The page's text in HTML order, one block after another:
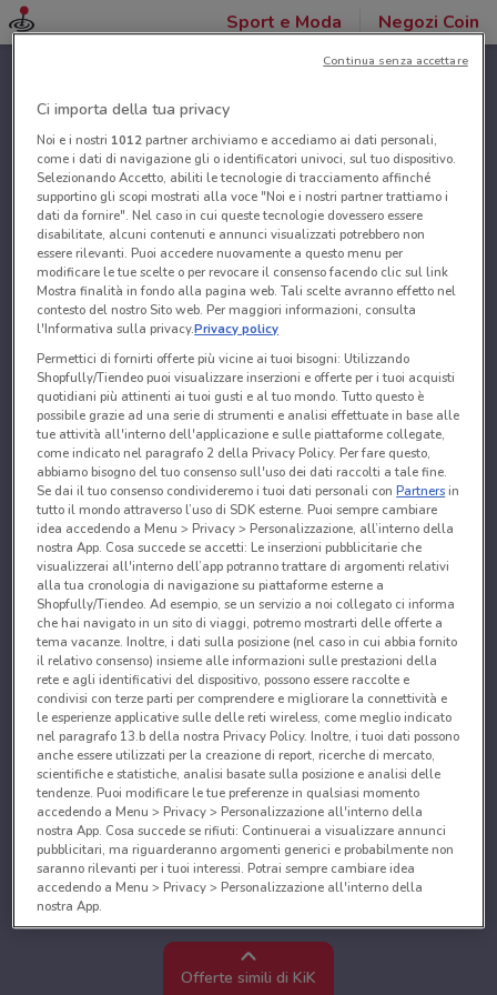
Sport e Moda Negozi Coin
Offerte simili di KiK
Ci importa della tua privacy
Noi e i nostri 1012partner archiviamo e accediamo ai dati personali,
come i dati di navigazione gli o identificatori univoci, sul tuo dispositivo.
Selezionando Accetto, abiliti le tecnologie di tracciamento affinché
supportino gli scopi mostrati alla voce "Noi e i nostri partner trattiamo i
dati da fornire". Nel caso in cui queste tecnologie dovessero essere
disabilitate, alcuni contenuti e annunci visualizzati potrebbero non
essere rilevanti. Puoi accedere nuovamente a questo menu per
modificare le tue scelte o per revocare il consenso facendo clic sul link
Mostra finalità in fondo alla pagina web. Tali scelte avranno effetto nel
contesto del nostro Sito web. Per maggiori informazioni, consulta
l'Informativa sulla privacy.Privacy policy
Permettici di fornirti offerte più vicine ai tuoi bisogni: Utilizzando
Shopfully/Tiendeo puoi visualizzare inserzioni e offerte per i tuoi acquisti
quotidiani più attinenti ai tuoi gusti e al tuo mondo. Tutto questo è
possibile grazie ad una serie di strumenti e analisi effettuate in base alle
tue attività all'interno dell'applicazione e sulle piattaforme collegate,
come indicato nel paragrafo 2 della Privacy Policy. Per fare questo,
abbiamo bisogno del tuo consenso sull'uso dei dati raccolti a tale fine.
Se dai il tuo consenso condivideremo i tuoi dati personali conPartnersin
tutto il mondo attraverso l’uso di SDK esterne. Puoi sempre cambiare
idea accedendo a Menu > Privacy > Personalizzazione, all’interno della
nostra App. Cosa succede se accetti: Le inserzioni pubblicitarie che
visualizzerai all'interno dell’app potranno trattare di argomenti relativi
alla tua cronologia di navigazione su piattaforme esterne a
Shopfully/Tiendeo. Ad esempio, se un servizio a noi collegato ci informa
che hai navigato in un sito di viaggi, potremo mostrarti delle offerte a
tema vacanze. Inoltre, i dati sulla posizione (nel caso in cui abbia fornito
il relativo consenso) insieme alle informazioni sulle prestazioni della
rete e agli identificativi del dispositivo, possono essere raccolte e
condivisi con terze parti per comprendere e migliorare la connettività e
le esperienze applicative sulle delle reti wireless, come meglio indicato
nel paragrafo 13.b della nostra Privacy Policy. Inoltre, i tuoi dati possono
anche essere utilizzati per la creazione di report, ricerche di mercato,
scientifiche e statistiche, analisi basate sulla posizione e analisi delle
tendenze. Puoi modificare le tue preferenze in qualsiasi momento
accedendo a Menu > Privacy > Personalizzazione all'interno della
nostra App. Cosa succede se rifiuti: Continuerai a visualizzare annunci
pubblicitari, ma riguarderanno argomenti generici e probabilmente non
saranno rilevanti per i tuoi interessi. Potrai sempre cambiare idea
accedendo a Menu > Privacy > Personalizzazione all'interno della
nostra App.
Noi e i nostri partner trattiamo i dati per fornire:
Utilizzare dati di geolocalizzazione precisi. Scansione attiva delle
caratteristiche del dispositivo ai fini dell’identificazione. Archiviare
Continua senza accettare